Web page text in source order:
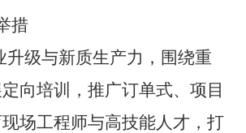
措
升级与新质生产力，围绕重
向培训，推广订单式、项目
场工程师与高技能人才，打